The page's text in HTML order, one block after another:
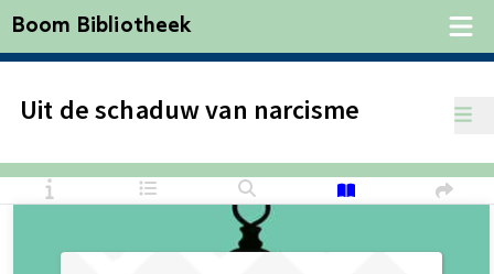
Boom Bibliotheek
Uit de schaduw van narcisme